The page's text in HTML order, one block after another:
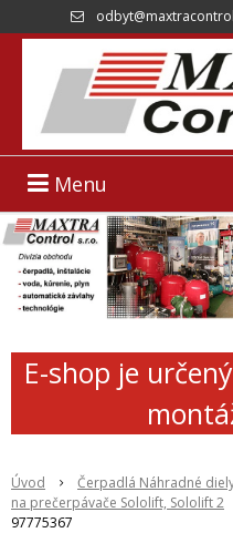
Menu
E-shop je
Úvod Čerpadlá Náhradné
na prečerpávače Sololift, Sololift 2
97775367